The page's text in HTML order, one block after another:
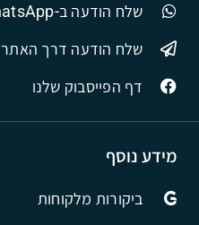
מידע נוסף
ביקורות מלקוחות
שלח הודעה ב-WhatsApp
שלח הודעה דרך האתר
דף הפייסבוק שלנו